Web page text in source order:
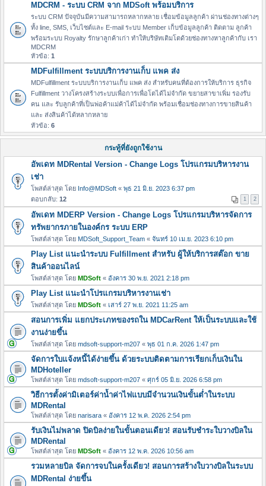
MDCRM - ระบบ CRM จาก MDSoft พร้อมบริการ
ระบบ CRM ปัจจุบันมีความสามารถหลากหลาย เชื่อมข้อมูลลูกค้า ผ่านช่องทางต่างๆ
ทั้ง line, SMS, เว็บไซต์และ E-mail ระบบ Member เก็บข้อมูลลูกค้า ติดตาม ลูกค้า
พร้อมระบบ Royalty รักษาลูกค้าเก่า ทำให้บริษัทเติมโตด้วยช่องทางหาลูกค้ากับ เรา
MDCRM
หัวข้อ: 1
MDFulfillment ระบบบริการงานเก็บ แพค ส่ง
MDFulfillment ระบบบริการงานเก็บ แพค ส่ง สำหรับคนที่ต้องการให้บริการ ธุรกิจ
Fulfillment วางโครงสร้างระบบเพื่อการเพื่อโตได้ไม่จำกัด ขยายสาขาเพิ่ม รองรับ
คน และ รับลูกค้าที่เป็นพ่อค้าแม่ค้าได้ไม่จำกัด พร้อมเชื่อมช่องทางการขายสินค้า
และ ส่งสินค้าได้หลากหลาย
หัวข้อ: 6
กระทู้ที่ยังถูกใช้งาน
อัพเดท MDRental Version - Change Logs โปรแกรมบริหารงาน
เช่า
โพสต์ล่าสุด โดย Info@MDSoft « พุธ 21 มิ.ย. 2023 6:37 pm
ตอบกลับ: 12 1 2
อัพเดท MDERP Version - Change Logs โปรแกรมบริหารจัดการ
ทรัพยากรภายในองค์กร ระบบ ERP
โพสต์ล่าสุด โดย MDSoft_Support_Team « จันทร์ 10 เม.ย. 2023 6:10 pm
Play List แนะนำระบบ Fulfillment สำหรับ ผู้ให้บริการสต๊อก ขาย
สินค้าออนไลน์
โพสต์ล่าสุด โดย MDSoft « อังคาร 30 พ.ย. 2021 2:18 pm
Play List แนะนำโปรแกรมบริหารงานเช่า
โพสต์ล่าสุด โดย MDSoft « เสาร์ 27 พ.ย. 2021 11:25 am
สอนการเพิ่ม แยกประเภทของรถใน MDCarRent ให้เป็นระบบและใช้
งานง่ายขึ้น
โพสต์ล่าสุด โดย mdsoft-support-m207 « พุธ 01 ก.ค. 2026 1:47 pm
จัดการใบแจ้งหนี้ได้ง่ายขึ้น ด้วยระบบติดตามการเรียกเก็บเงินใน
MDHoteller
โพสต์ล่าสุด โดย mdsoft-support-m207 « ศุกร์ 05 มิ.ย. 2026 6:58 pm
วิธีการตั้งค่ามิเตอร์ค่าน้ำค่าไฟแบบมีจำนวนเงินขั้นต่ำในระบบ
MDRental
โพสต์ล่าสุด โดย narisara « อังคาร 12 พ.ค. 2026 2:54 pm
รับเงินไม่พลาด ปิดบิลง่ายในขั้นตอนเดียว! สอนรับชำระใบวางบิลใน
MDRental
โพสต์ล่าสุด โดย MDSoft « อังคาร 12 พ.ค. 2026 10:56 am
รวมหลายบิล จัดการจบในครั้งเดียว! สอนการสร้างใบวางบิลในระบบ
MDRental ง่ายขึ้น